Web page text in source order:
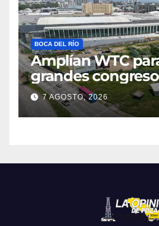
BOCA DEL RÍO
Amplían WTC
grandes
7 AGOSTO, 2026